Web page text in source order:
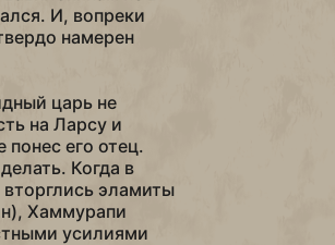
И, вопреки
намерен
царь не
на Ларсу и
его отец.
Когда в
эламиты
Хаммурапи
усилиями